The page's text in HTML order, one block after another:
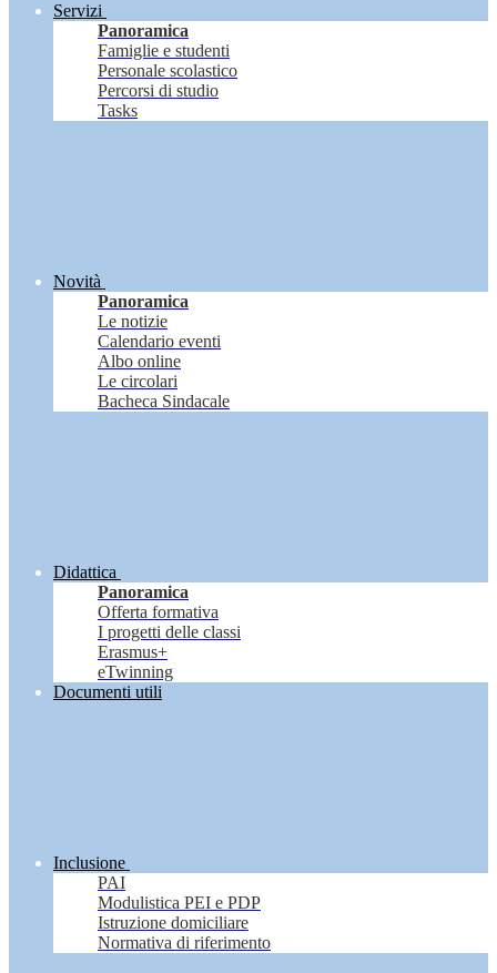
Servizi
Panoramica
Famiglie e studenti
Personale scolastico
Percorsi di studio
Tasks
Novità
Panoramica
Le notizie
Calendario eventi
Albo online
Le circolari
Bacheca Sindacale
Didattica
Panoramica
Offerta formativa
I progetti delle classi
Erasmus+
eTwinning
Documenti utili
Inclusione
PAI
Modulistica PEI e PDP
Istruzione domiciliare
Normativa di riferimento